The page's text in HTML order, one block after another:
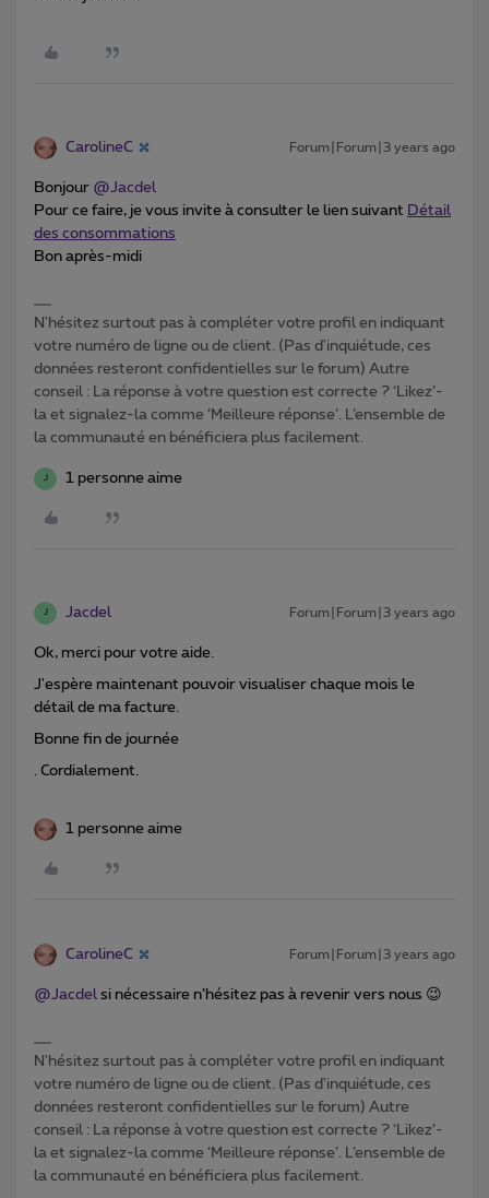
CarolineC Forum|Forum|3 years ago
Bonjour @Jacdel
Pour ce faire, je vous invite à consulter le lien suivant Détail
des consommations
Bon après-midi
N'hésitez surtout pas à compléter votre profil en indiquant
votre numéro de ligne ou de client. (Pas d'inquiétude, ces
données resteront confidentielles sur le forum) Autre
conseil : La réponse à votre question est correcte ? ‘Likez’-
la et signalez-la comme ‘Meilleure réponse’. L’ensemble de
la communauté en bénéficiera plus facilement.
J 1 personne aime
J Jacdel Forum|Forum|3 years ago
Ok, merci pour votre aide.
J'espère maintenant pouvoir visualiser chaque mois le
détail de ma facture.
Bonne fin de journée
. Cordialement.
1 personne aime
CarolineC Forum|Forum|3 years ago
@Jacdel si nécessaire n’hésitez pas à revenir vers nous 😉
N'hésitez surtout pas à compléter votre profil en indiquant
votre numéro de ligne ou de client. (Pas d'inquiétude, ces
données resteront confidentielles sur le forum) Autre
conseil : La réponse à votre question est correcte ? ‘Likez’-
la et signalez-la comme ‘Meilleure réponse’. L’ensemble de
la communauté en bénéficiera plus facilement.